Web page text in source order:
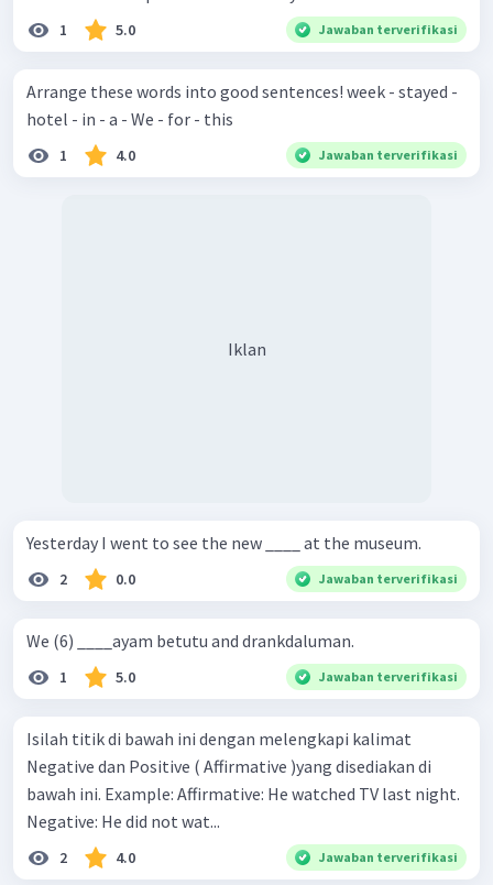
1 5.0 Jawaban terverifikasi
Arrange these words into good sentences! week - stayed -
hotel - in - a - We - for - this
1 4.0 Jawaban terverifikasi
Iklan
Yesterday I went to see the new ____ at the museum.
2 0.0 Jawaban terverifikasi
We (6) ____ayam betutu and drankdaluman.
1 5.0 Jawaban terverifikasi
Isilah titik di bawah ini dengan melengkapi kalimat
Negative dan Positive ( Affirmative )yang disediakan di
bawah ini. Example: Affirmative: He watched TV last night.
Negative: He did not wat...
2 4.0 Jawaban terverifikasi